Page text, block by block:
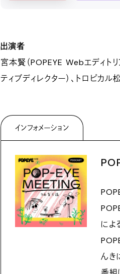
出演者
宮本賢（POPEYE Webエディトリ
ティブディレクター）、トロピカル
インフォメーション
によ
んき